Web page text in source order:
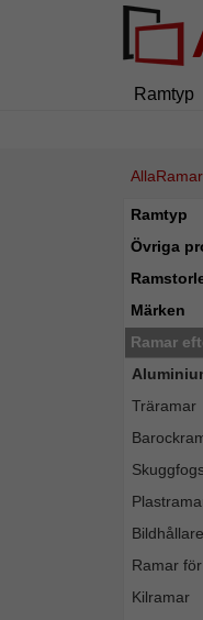
Ramtyp
Ramtyp
Övriga
Märken
Ramar
Träramar
Ramar
Kilramar